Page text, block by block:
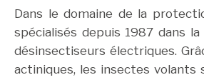
Dans le domaine de la
spécialisés depuis 1987 dans
désinsectiseurs électriques.
actiniques, les insectes volants